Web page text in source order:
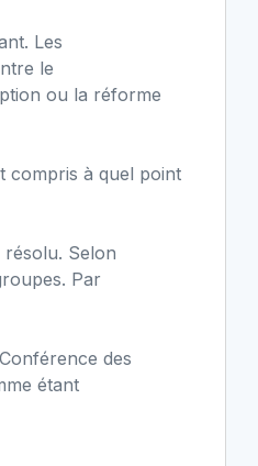
Les
le
ou la réforme
compris à quel point
Selon
Par
des
étant